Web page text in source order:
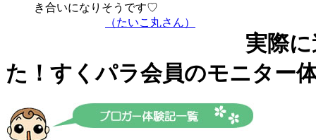
き合いになりそうです♡
（たいこ丸さん）
実際
た！すくパラ会員のモニター